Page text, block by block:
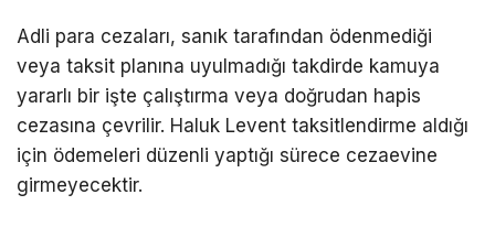
Adli para cezaları, sanık tarafından ödenmediği
veya taksit planına uyulmadığı takdirde kamuya
yararlı bir işte çalıştırma veya doğrudan hapis
cezasına çevrilir. Haluk Levent taksitlendirme aldığı
için ödemeleri düzenli yaptığı sürece cezaevine
girmeyecektir.